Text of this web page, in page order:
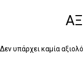
Δεν υπάρχει καμία